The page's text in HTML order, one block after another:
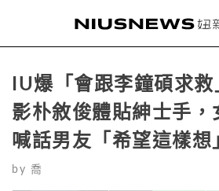
IU爆「會跟李鐘碩求
影朴敘俊體貼紳士手，
喊話男友「希望這樣想
by 喬